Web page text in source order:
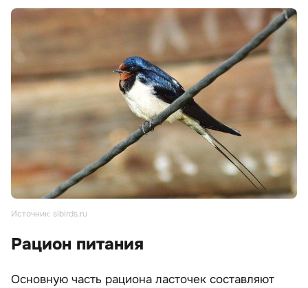
Источник: sibirds.ru
Рацион питания
Основную часть рациона ласточек составляют